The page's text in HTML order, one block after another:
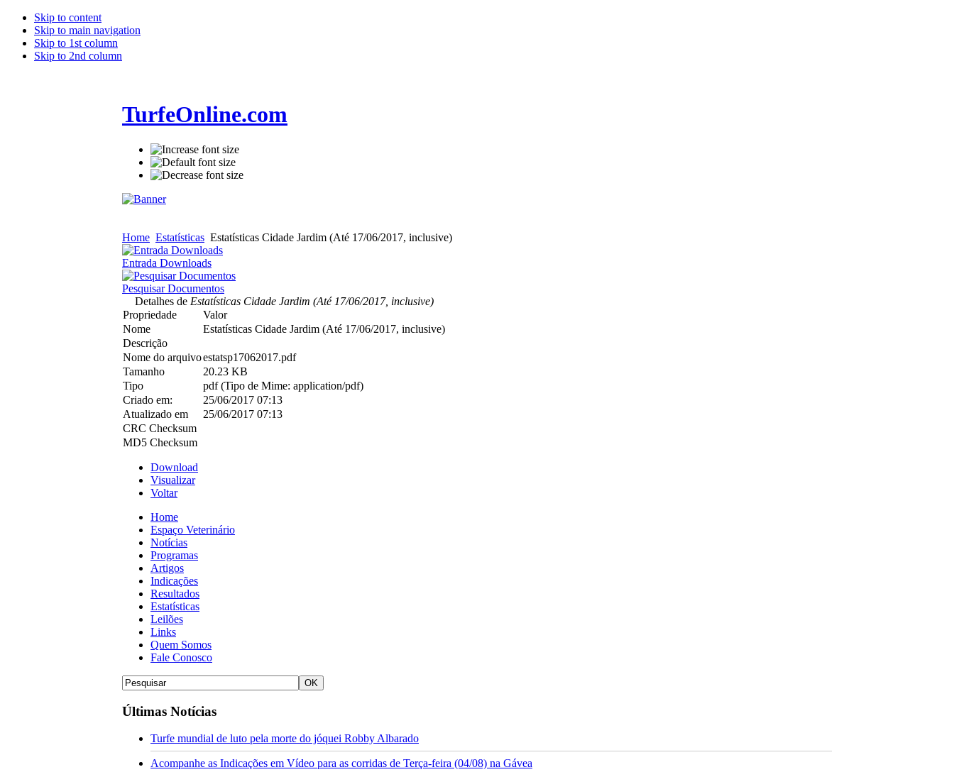
Skip to content
Skip to main navigation
Skip to 1st column
Skip to 2nd column
TurfeOnline.com
Home Estatísticas Estatísticas Cidade Jardim (Até 17/06/2017, inclusive)
Entrada Downloads
Pesquisar Documentos
Detalhes deEstatísticas Cidade Jardim (Até 17/06/2017, inclusive)
Propriedade
Valor
Nome
Estatísticas Cidade Jardim (Até 17/06/2017, inclusive)
Descrição
Nome do arquivoestatsp17062017.pdf
Tamanho
20.23 KB
Tipo
pdf (Tipo de Mime: application/pdf)
Criado em:
25/06/2017 07:13
Atualizado em
25/06/2017 07:13
CRC Checksum
MD5 Checksum
Download
Visualizar
Voltar
Home
Espaço Veterinário
Notícias
Programas
Artigos
Indicações
Resultados
Estatísticas
Leilões
Links
Quem Somos
Fale Conosco
Últimas Notícias
Turfe mundial de luto pela morte do jóquei Robby Albarado
Acompanhe as Indicações em Vídeo para as corridas de Terça-feira (04/08) na Gávea